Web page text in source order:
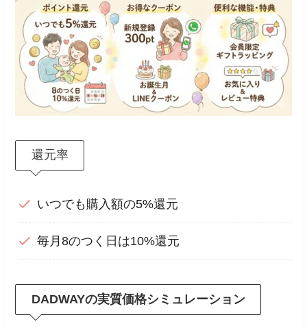
還元率
いつでも購入額の5%還元
毎月8のつく日は10%還元
DADWAYの実質価格シミュレーション